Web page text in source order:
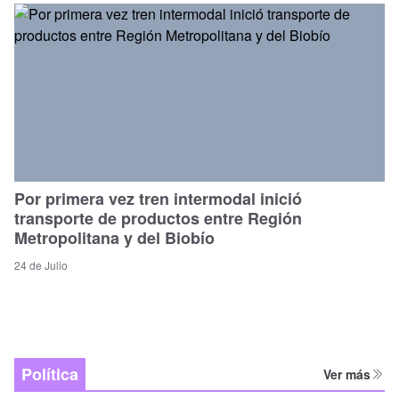
Por primera vez tren intermodal inició
transporte de productos entre Región
Metropolitana y del Biobío
24 de Julio
Política Ver más